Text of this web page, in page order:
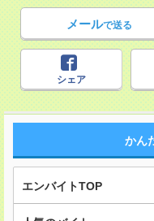
メールで送る
シェア
かん
エンバイトTOP